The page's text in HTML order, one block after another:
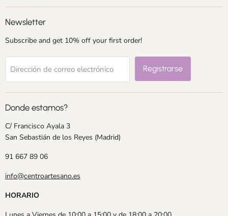
Newsletter
Subscribe and get 10% off your first order!
Dirección de correo electrónico Registrarse
Donde estamos?
C/ Francisco Ayala 3
San Sebastián de los Reyes (Madrid)
91 667 89 06
info@centroartesano.es
HORARIO